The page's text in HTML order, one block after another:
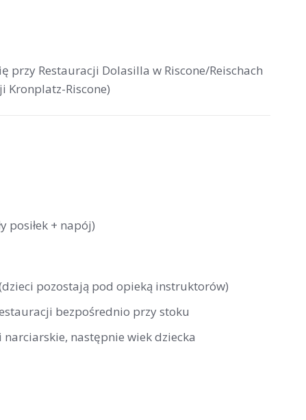
Restauracji Dolasilla w Riscone/Reischach
Kronplatz-Riscone)
posiłek + napój)
pozostają pod opieką instruktorów)
bezpośrednio przy stoku
następnie wiek dziecka